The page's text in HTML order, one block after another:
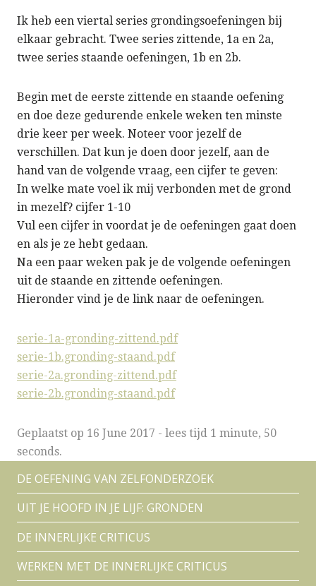
Ik heb een viertal series grondingsoefeningen bij
elkaar gebracht. Twee series zittende, 1a en 2a,
twee series staande oefeningen, 1b en 2b.
Begin met de eerste zittende en staande oefening
en doe deze gedurende enkele weken ten minste
drie keer per week. Noteer voor jezelf de
verschillen. Dat kun je doen door jezelf, aan de
hand van de volgende vraag, een cijfer te geven:
In welke mate voel ik mij verbonden met de grond
in mezelf? cijfer 1-10
Vul een cijfer in voordat je de oefeningen gaat doen
en als je ze hebt gedaan.
Na een paar weken pak je de volgende oefeningen
uit de staande en zittende oefeningen.
Hieronder vind je de link naar de oefeningen.
serie-1a-gronding-zittend.pdf
serie-1b.gronding-staand.pdf
serie-2a.gronding-zittend.pdf
serie-2b.gronding-staand.pdf
Geplaatst op 16 June 2017 - lees tijd 1 minute, 50
seconds.
DE OEFENING VAN ZELFONDERZOEK
UIT JE HOOFD IN JE LIJF: GRONDEN
DE INNERLIJKE CRITICUS
WERKEN MET DE INNERLIJKE CRITICUS